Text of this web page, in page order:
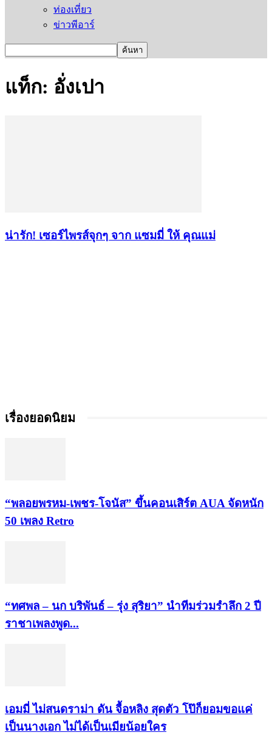
ท่องเที่ยว
ข่าวพีอาร์
แท็ก: อั่งเปา
น่ารัก! เซอร์ไพรส์จุกๆ จาก แซมมี่ ให้ คุณแม่
เรื่องยอดนิยม
“พลอยพรหม-เพชร-โจนัส” ขึ้นคอนเสิร์ต AUA จัดหนัก
50 เพลง Retro
“ทศพล – นก บริพันธ์ – รุ่ง สุริยา” นำทีมร่วมรำลึก 2 ปี
ราชาเพลงพูด...
เอมมี่ ไม่สนดราม่า ดัน จื้อหลิง สุดตัว โป๊ก็ยอมขอแค่
เป็นนางเอก ไม่ได้เป็นเมียน้อยใคร